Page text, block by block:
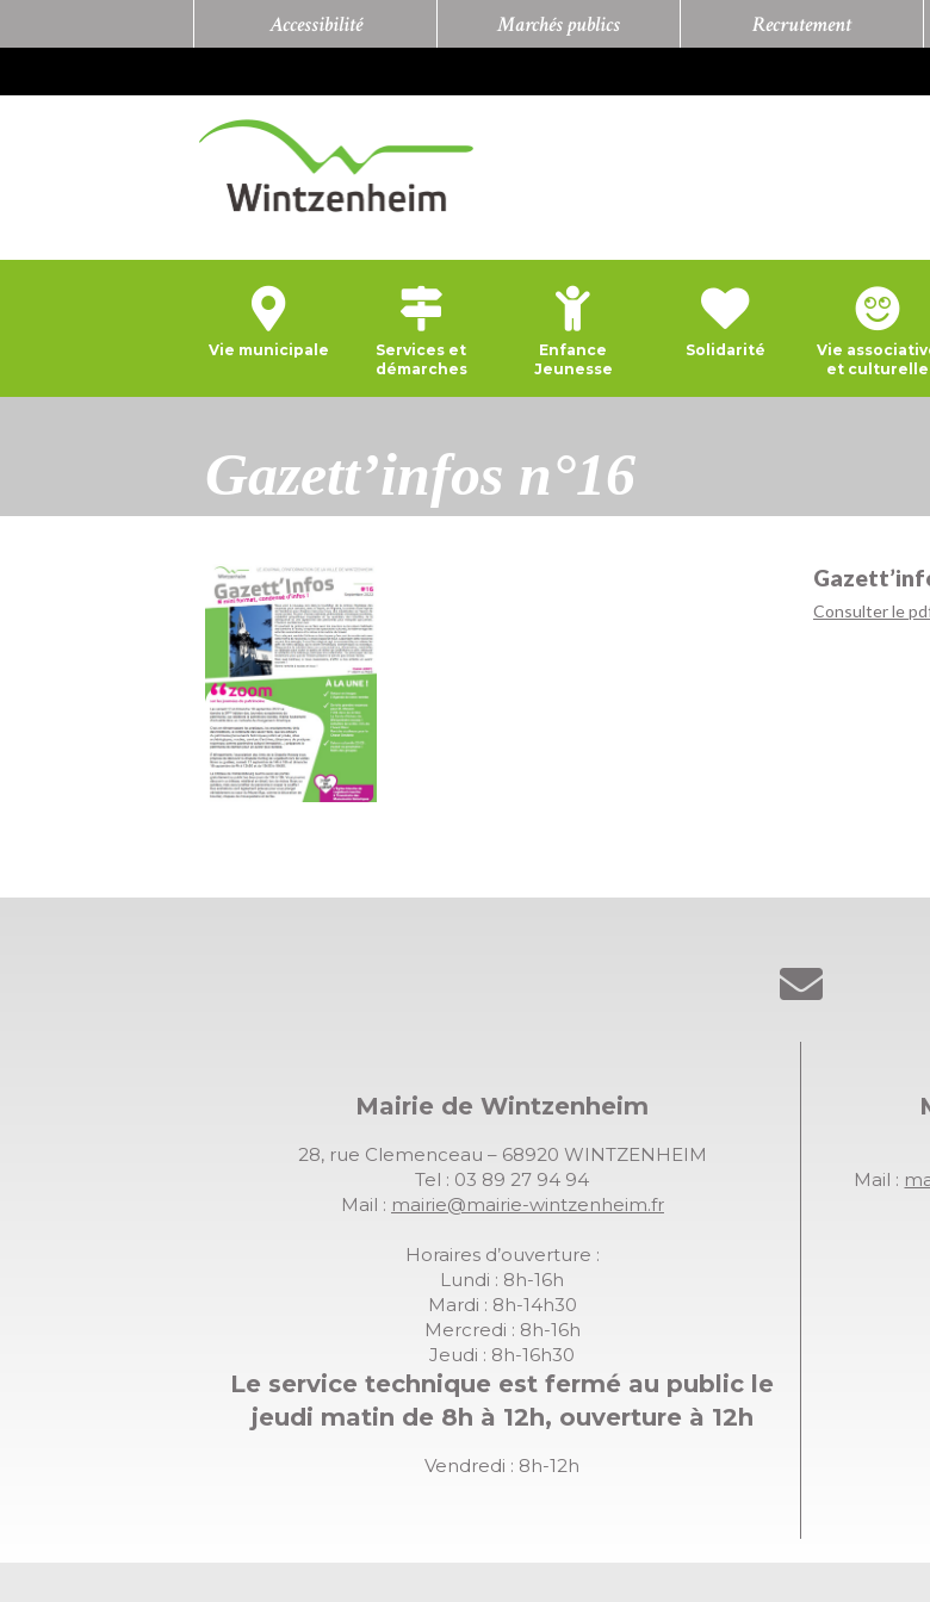
Accessibilité Marchés publics Recrutement
Vie municipale
Services et
démarches
Enfance
Jeunesse
Solidarité
Vie
et culturelle
Gazett’infos n°16
Consulter le
Mairie de Wintzenheim
28, rue Clemenceau – 68920 WINTZENHEIM
Tel : 03 89 27 94 94
Mail : mairie@mairie-wintzenheim.fr
Horaires d’ouverture :
Lundi : 8h-16h
Mardi : 8h-14h30
Mercredi : 8h-16h
Jeudi : 8h-16h30
Le service technique est fermé au public le
jeudi matin de 8h à 12h, ouverture à 12h
Vendredi : 8h-12h
Mail :